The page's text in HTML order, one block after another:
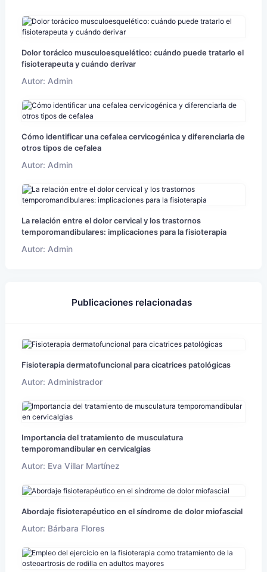
Dolor torácico musculoesquelético: cuándo puede tratarlo el
fisioterapeuta y cuándo derivar
Autor: Admin
Cómo identificar una cefalea cervicogénica y diferenciarla de
otros tipos de cefalea
Autor: Admin
La relación entre el dolor cervical y los trastornos
temporomandibulares: implicaciones para la fisioterapia
Autor: Admin
Publicaciones relacionadas
Fisioterapia dermatofuncional para cicatrices patológicas
Autor: Administrador
Importancia del tratamiento de musculatura
temporomandibular en cervicalgias
Autor: Eva Villar Martínez
Abordaje fisioterapéutico en el síndrome de dolor miofascial
Autor: Bárbara Flores